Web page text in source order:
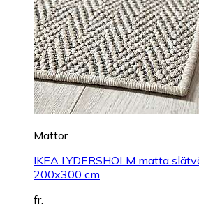
Mattor
IKEA LYDERSHOLM matta
200x300 cm
fr.